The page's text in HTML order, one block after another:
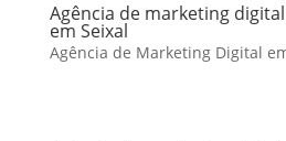
Agência de marketing
em Seixal
Agência de Marketing Digital